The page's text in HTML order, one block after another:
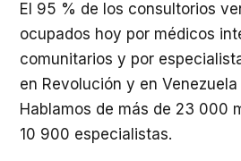
El 95 % de los consultorios
ocupados hoy por médicos
comunitarios y por
en Revolución y en
Hablamos de más de 23 000
10 900 especialistas.